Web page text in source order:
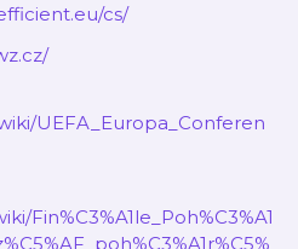
cs/
UEFA_Europa_Conferen
Fin%C3%A1le_Poh%C3%A1